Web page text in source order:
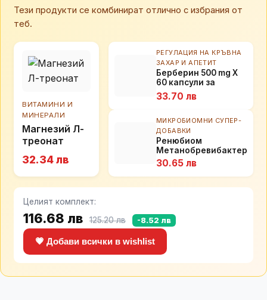
Тези продукти се комбинират отлично с избрания от
теб.
ВИТАМИНИ И
МИНЕРАЛИ
Mагнезий Л-
треонат
32.34 лв
РЕГУЛАЦИЯ НА КРЪВНА
ЗАХАР И АПЕТИТ
Берберин 500 mg Х
60 капсули за
контрол на кръвна
захар и инсулин
33.70 лв
МИКРОБИОМНИ СУПЕР-
ДОБАВКИ
Ренюбиом
Метанобревибактер
30.65 лв
Целият комплект:
116.68 лв 125.20 лв -8.52 лв
💗 Добави всички в wishlist